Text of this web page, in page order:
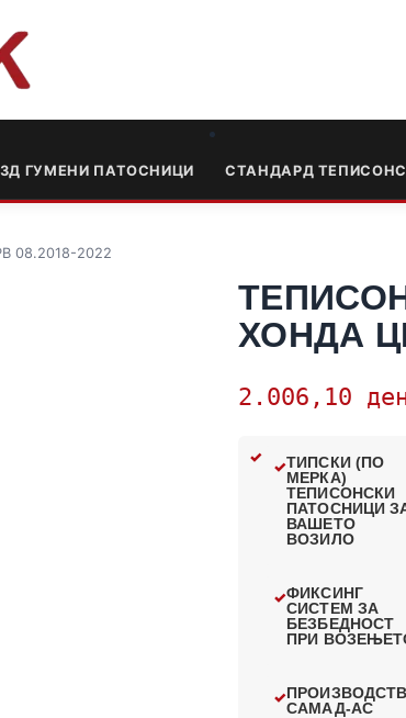
3Д ГУМЕНИ ПАТОСНИЦИ СТАНДАРД
08.2018-2022
ХОНДА
2.006,10
ТИПСКИ (ПО
МЕРКА)
ТЕПИСОНСКИ
ПАТОСНИЦИ
ВАШЕТО
ВОЗИЛО
ФИКСИНГ
СИСТЕМ ЗА
БЕЗБЕДНОСТ
ПРИ
САМАД-АС